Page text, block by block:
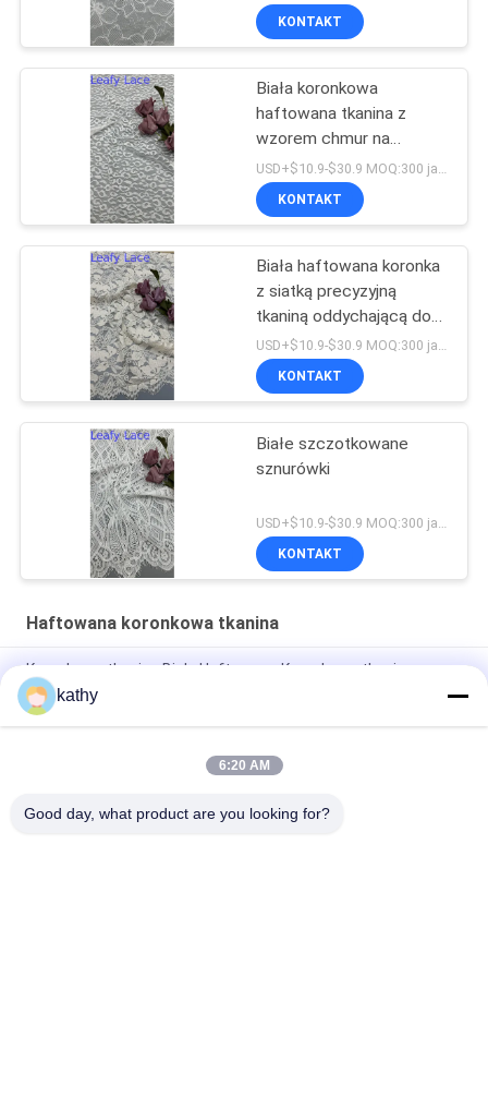
KONTAKT
Biała koronkowa
haftowana tkanina z
wzorem chmur na
siatkowym podkładzie do
sukien ślubnych
KONTAKT
Biała haftowana koronka
z siatką precyzyjną
tkaniną oddychającą do
odzieży formalnej
USD+$10.9-$30.9 MOQ:300 jardów
KONTAKT
Białe szczotkowane
sznurówki
USD+$10.9-$30.9 MOQ:300 jardów
KONTAKT
Haftowana koronkowa tkanina
Koronkowa tkanina Biała Haftowana Koronkowa tkanina
Dostosowany wzór
Luksusowe wyszyte tkaniny koronkowe dobrej jakości
kathy
6:20 AM
Good day, what product are you looking for?